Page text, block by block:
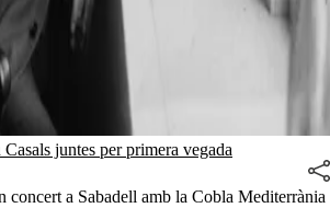
Casals juntes per primera vegada
concert a Sabadell amb la Cobla Mediterrània